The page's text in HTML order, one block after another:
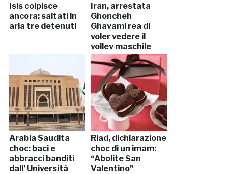
Isis colpisce
ancora: saltati in
aria tre detenuti
Iran, arrestata
Ghoncheh
Ghavami rea di
voler vedere il
volley maschile
Arabia Saudita
choc: baci e
abbracci banditi
dall’ Università
Riad, dichiarazione
choc di un imam:
“Abolite San
Valentino”